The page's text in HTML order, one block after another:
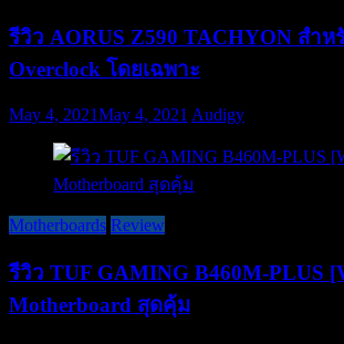
รีวิว AORUS Z590 TACHYON สำห
Overclock โดยเฉพาะ
May 4, 2021May 4, 2021 Audigy
Motherboards Review
รีวิว TUF GAMING B460M-PLUS
Motherboard สุดคุ้ม